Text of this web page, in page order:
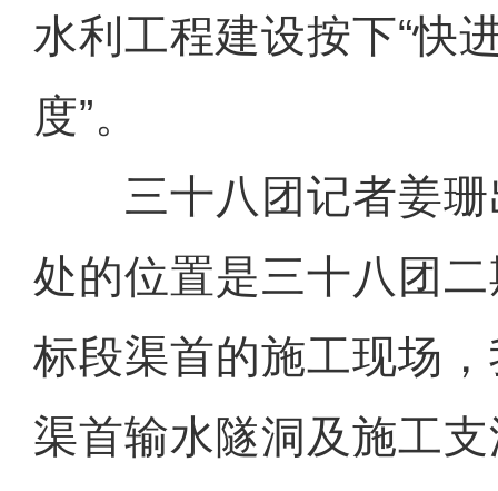
水利工程建设按下“快
度”。
三十八团记者姜珊
处的位置是三十八团
标段渠首的施工现场
渠首输水隧洞及施工